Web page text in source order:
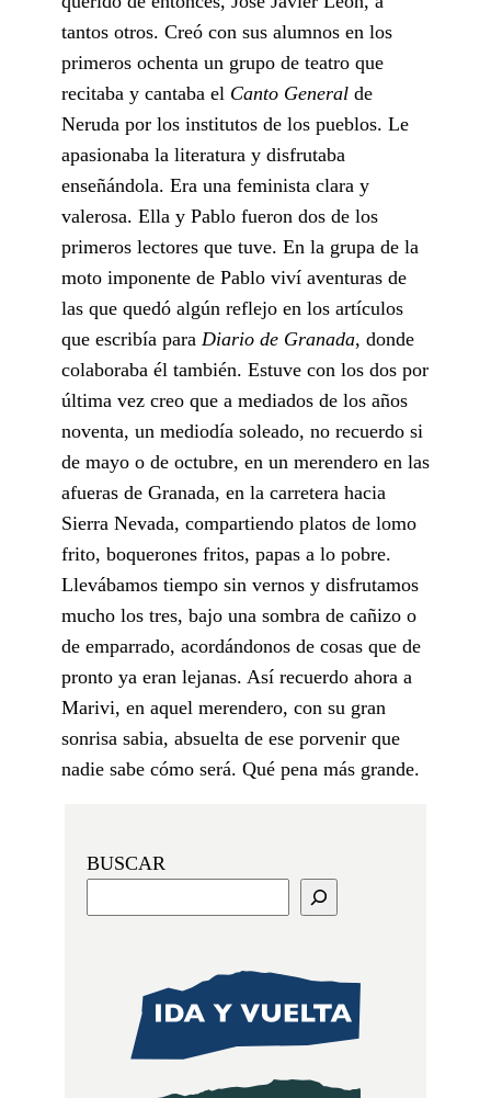
tantos otros. Creó con sus alumnos en los
primeros ochenta un grupo de teatro que
recitaba y cantaba el Canto General de
Neruda por los institutos de los pueblos. Le
apasionaba la literatura y disfrutaba
enseñándola. Era una feminista clara y
valerosa. Ella y Pablo fueron dos de los
primeros lectores que tuve. En la grupa de la
moto imponente de Pablo viví aventuras de
las que quedó algún reflejo en los artículos
que escribía para Diario de Granada, donde
colaboraba él también. Estuve con los dos por
última vez creo que a mediados de los años
noventa, un mediodía soleado, no recuerdo si
de mayo o de octubre, en un merendero en las
afueras de Granada, en la carretera hacia
Sierra Nevada, compartiendo platos de lomo
frito, boquerones fritos, papas a lo pobre.
Llevábamos tiempo sin vernos y disfrutamos
mucho los tres, bajo una sombra de cañizo o
de emparrado, acordándonos de cosas que de
pronto ya eran lejanas. Así recuerdo ahora a
Marivi, en aquel merendero, con su gran
sonrisa sabia, absuelta de ese porvenir que
nadie sabe cómo será. Qué pena más grande.
BUSCAR